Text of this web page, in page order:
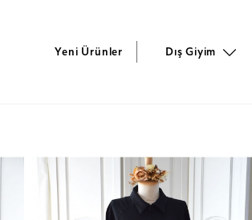
Yeni Ürünler Dış Giyim